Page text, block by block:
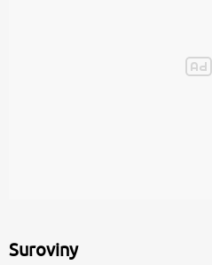
Suroviny